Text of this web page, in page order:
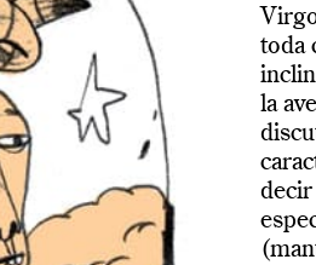
toda
la
decir